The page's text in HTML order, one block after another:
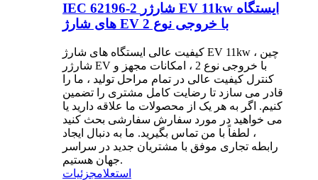
IEC 62196-2 شارژر EV 11kw ایستگاه
های شارژ EV با خروجی نوع 2
کیفیت عالی ایستگاه های شارژ EV 11kw چین ،
شارژر EV با خروجی نوع 2 ، امکانات مجهز و
کنترل کیفیت عالی در تمام مراحل تولید ، ما را
قادر می سازد تا رضایت کامل مشتری را تضمین
کنیم. اگر به هر یک از محصولات ما علاقه دارید یا
می خواهید در مورد سفارش سفارشی بحث کنید
، لطفاً با من تماس بگیرید. ما به دنبال ایجاد
رابطه تجاری موفق با مشتریان جدید در سراسر
جهان هستیم.
استعلامجزئیات